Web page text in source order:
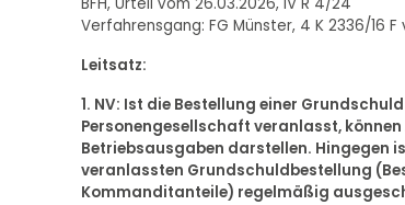
BFH, Urteil vom 26.03.2026, IV R 4/24
Verfahrensgang: FG Münster, 4 K 2336/16 F
Leitsatz:
1. NV: Ist die Bestellung einer
Personengesellschaft veranlasst,
Betriebsausgaben darstellen. Hingegen
veranlassten Grundschuldbestellung
Kommanditanteile) regelmäßig